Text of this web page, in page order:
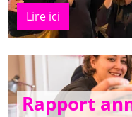
Lire ici
Rapport